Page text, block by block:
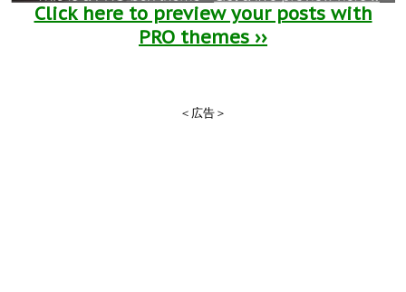
Click here to preview your posts with
PRO themes ››
＜広告＞